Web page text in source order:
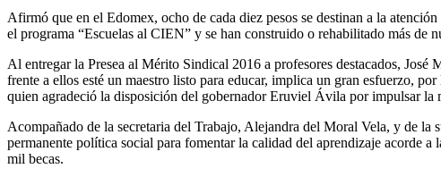
Afirmó que en el Edomex, ocho de cada diez pesos se destinan a la
el programa “Escuelas al CIEN” y se han construido o rehabilitado más de
Al entregar la Presea al Mérito Sindical 2016 a profesores destacados,
frente a ellos esté un maestro listo para educar, implica un gran esfuerzo,
quien agradeció la disposición del gobernador Eruviel Ávila por impulsar la
Acompañado de la secretaria del Trabajo, Alejandra del Moral Vela, y de la
permanente política social para fomentar la calidad del aprendizaje acorde
mil becas.